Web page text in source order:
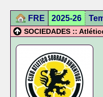
FRE 2025-26
SOCIEDADES ::